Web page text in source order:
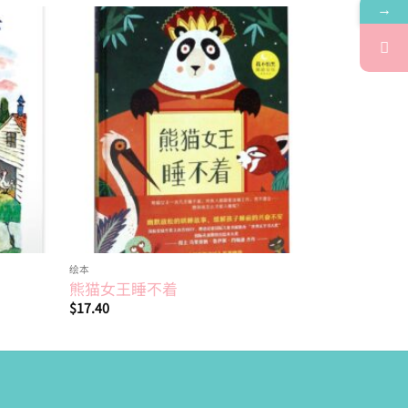
Add to
wishlist
Add to
wishlist
绘本
熊猫女王睡不着
$17.40
→